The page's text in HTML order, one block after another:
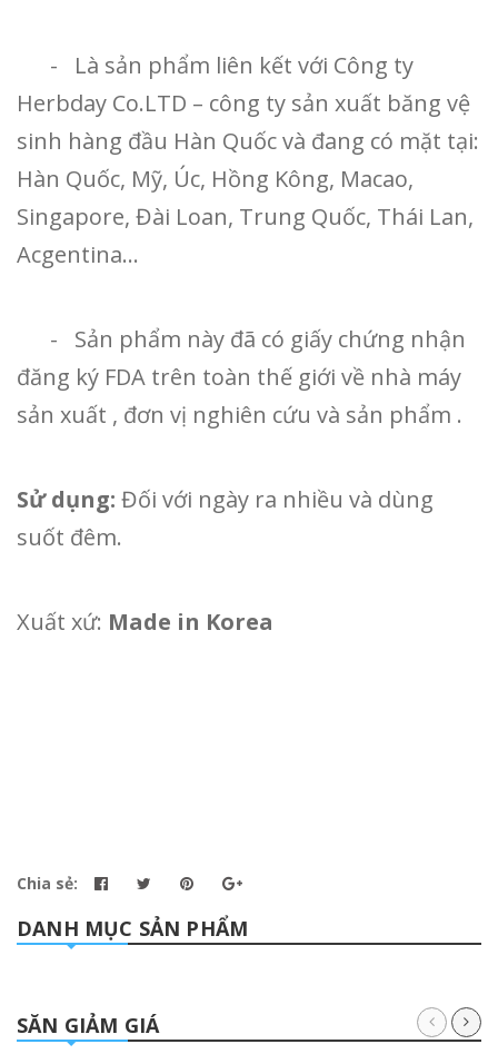
- Là sản phẩm liên kết với Công ty
Herbday Co.LTD – công ty sản xuất băng vệ
sinh hàng đầu Hàn Quốc và đang có mặt tại:
Hàn Quốc, Mỹ, Úc, Hồng Kông, Macao,
Singapore, Đài Loan, Trung Quốc, Thái Lan,
Acgentina…
- Sản phẩm này đã có giấy chứng nhận
đăng ký FDA trên toàn thế giới về nhà máy
sản xuất , đơn vị nghiên cứu và sản phẩm .
Sử dụng: Đối với ngày ra nhiều và dùng
suốt đêm.
Xuất xứ: Made in Korea
Chia sẻ:
DANH MỤC SẢN PHẨM
SĂN GIẢM GIÁ